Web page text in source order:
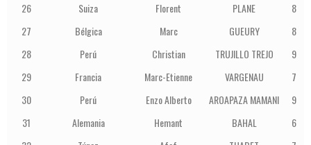
26
Suiza Florent PLANE
8
27
Bélgica Marc GUEURY
8
28
Perú Christian TRUJILLO TREJO
9
29
Francia Marc-Etienne VARGENAU
7
30
Perú Enzo Alberto AROAPAZA MAMANI
9
31
Alemania Hemant BAHAL
6